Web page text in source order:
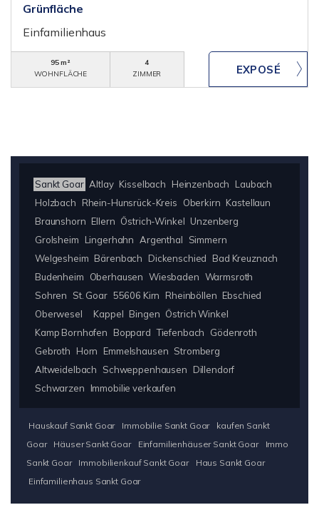
Grünfläche
Einfamilienhaus
95 m²
WOHNFLÄCHE
4
ZIMMER
Sankt Goar Altlay Kisselbach Heinzenbach
Laubach
Holzbach
Rhein-Hunsrück-Kreis Oberkirn Kastellaun
Braunshorn Ellern Östrich-Winkel Unzenberg
Grolsheim
Lingerhahn Argenthal
Simmern
Welgesheim Bärenbach Dickenschied
Bad Kreuznach
Budenheim
Oberhausen Wiesbaden Warmsroth
Sohren
St. Goar 55606 Kirn Rheinböllen Ebschied
Oberwesel
Kappel Bingen Östrich Winkel
Kamp Bornhofen
Boppard Tiefenbach
Gödenroth
Gebroth
Horn Emmelshausen Stromberg
Altweidelbach
Schweppenhausen
Dillendorf
Schwarzen
Immobilie verkaufen
Hauskauf Sankt Goar Immobilie Sankt Goar
kaufen Sankt
Goar
Häuser Sankt Goar Einfamilienhäuser Sankt Goar
Immo
Sankt Goar
Immobilienkauf Sankt Goar
Haus Sankt Goar
Einfamilienhaus Sankt Goar